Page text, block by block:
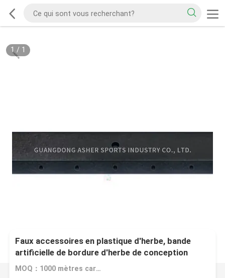
1 / 1
Faux accessoires en plastique d'herbe, bande
artificielle de bordure d'herbe de conception
géométrique
MOQ：1000 mètres carrés